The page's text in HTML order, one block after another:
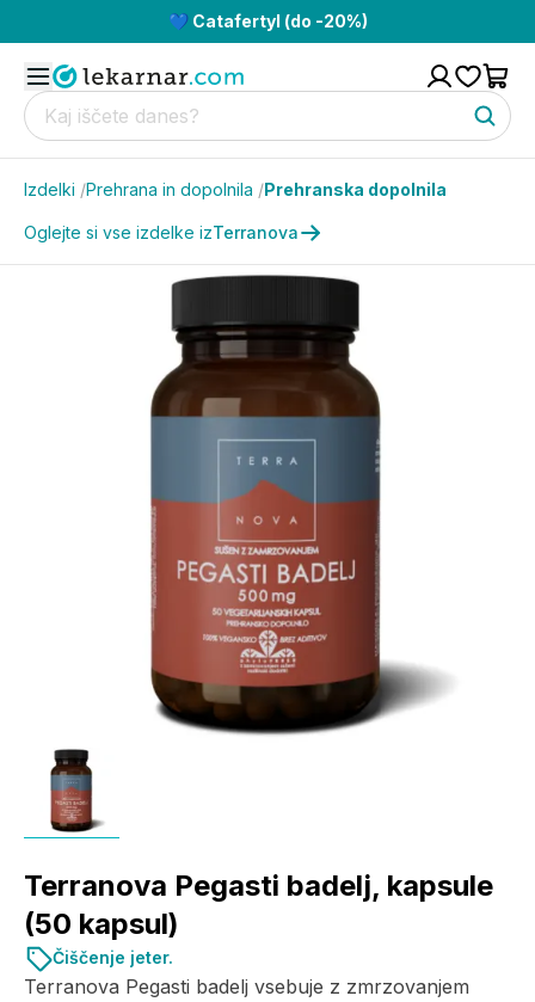
💙 Catafertyl (do -20%)
Izdelki /Prehrana in dopolnila /Prehranska dopolnila
Oglejte si vse izdelke izTerranova
Terranova Pegasti badelj, kapsule
(50 kapsul)
Terranova Pegasti badelj vsebuje z zmrzovanjem
Čiščenje jeter.